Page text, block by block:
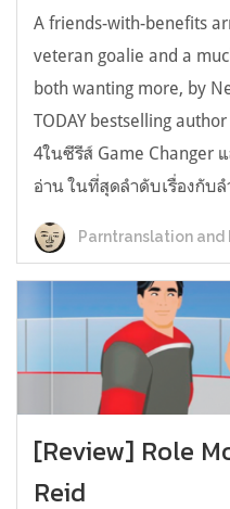
A friends-with-benefits
veteran goalie and a
both wanting more, by
TODAY bestselling
4ในซีรีส์ Game Changer
อ่าน ในที่สุดลำดับเรื่องกับ
Parntranslation and
[Review] Role
Reid